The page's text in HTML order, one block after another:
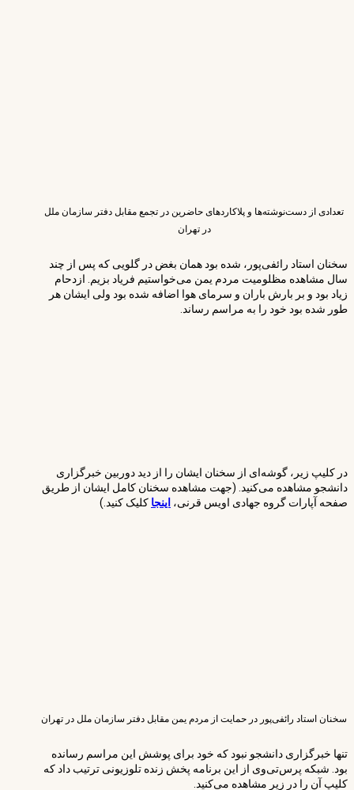
تعدادی از دست‌نوشته‌ها و پلاکاردهای حاضرین در تجمع مقابل دفتر سازمان ملل
در تهران
سخنان استاد رائفی‌پور، شده بود همان بغض در گلویی که پس از چند
سال مشاهده مظلومیت مردم یمن می‌خواستیم فریاد بزیم. ازدحام
زیاد بود و بر بارش باران و سرمای هوا اضافه شده بود ولی ایشان هر
طور شده بود خود را به مراسم رساند.
در کلیپ زیر، گوشه‌ای از سخنان ایشان را از دید دوربین خبرگزاری
دانشجو مشاهده می‌کنید. (جهت مشاهده سخنان کامل ایشان از طریق
صفحه آپارات گروه جهادی اویس قرنی، اینجا کلیک کنید.)
سخنان استاد رائفی‌پور در حمایت از مردم یمن مقابل دفتر سازمان ملل در تهران
تنها خبرگزاری دانشجو نبود که خود برای پوشش این مراسم رسانده
بود. شبکه پرس‌تی‌وی از این برنامه پخش زنده تلوزیونی ترتیب داد که
کلیپ آن را در زیر مشاهده می‌کنید.